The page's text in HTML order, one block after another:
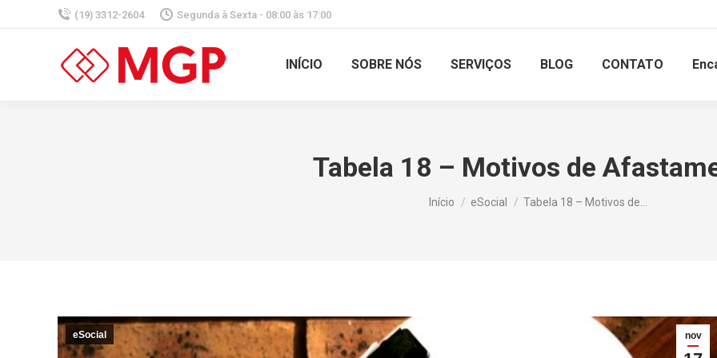
(19) 3312-2604 Segunda à Sexta - 08:00 às 17:00
INÍCIO SOBRE NÓS SERVIÇOS BLOG CONTATO
Tabela 18 – Motivos de
Você está aqui:
Início eSocial Tabela 18 – Motivos de…
nov
eSocial